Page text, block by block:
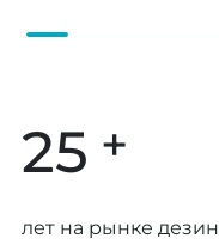
25 +
лет на рынке